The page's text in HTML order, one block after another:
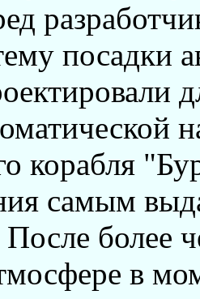
посадки
корабля
самым
более
в